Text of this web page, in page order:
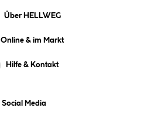
Über HELLWEG
Online & im Markt
Hilfe & Kontakt
Social Media